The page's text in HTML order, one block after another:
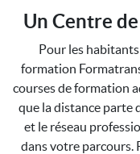
Un Centre
Pour les
formation
courses de formation
que la distance parte
et le réseau
dans votre parcours.